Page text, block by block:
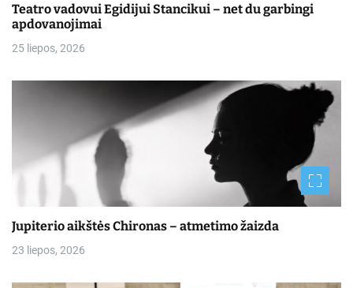
Teatro vadovui Egidijui Stancikui – net du garbingi
apdovanojimai
25 liepos, 2026
Jupiterio aikštės Chironas – atmetimo žaizda
23 liepos, 2026